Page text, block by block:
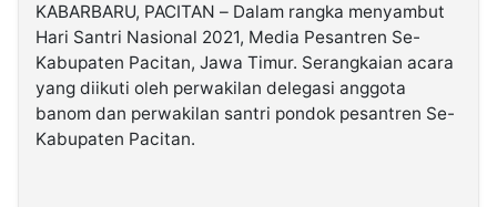
Kabarbaru.co
2026
KABARBARU, PACITAN – Dalam rangka menyambut
Hari Santri Nasional 2021, Media Pesantren Se-
Kabupaten Pacitan, Jawa Timur. Serangkaian acara
yang diikuti oleh perwakilan delegasi anggota
banom dan perwakilan santri pondok pesantren Se-
Kabupaten Pacitan.